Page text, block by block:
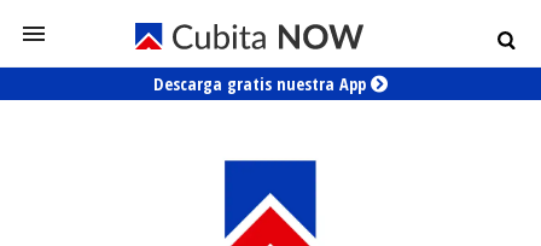
Descarga gratis nuestra App